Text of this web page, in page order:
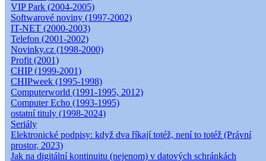
VIP Park (2004-2005)
Softwarové noviny (1997-2002)
IT-NET (2000-2003)
Telefon (2001-2002)
Novinky.cz (1998-2000)
Profit (2001)
CHIP (1999-2001)
CHIPweek (1995-1998)
Computerworld (1991-1995, 2012)
Computer Echo (1993-1995)
ostatní tituly (1998-2024)
Seriály
Elektronické podpisy: když dva říkají totéž, není to totéž (Právní
prostor, 2023)
Jak na digitální kontinuitu (nejenom) v datových schránkách